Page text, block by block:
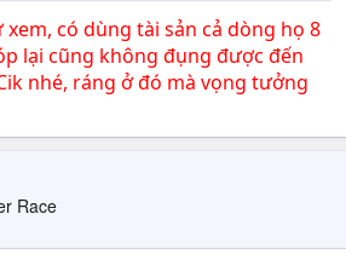
xem, có dùng tài sản cả dòng họ 8
lại cũng không đụng được đến
nhé, ráng ở đó mà vọng tưởng
Race